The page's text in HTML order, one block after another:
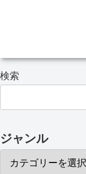
検索
ジャンル